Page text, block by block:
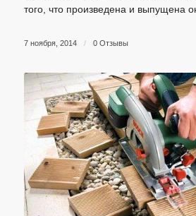
того, что произведена и выпущена
7 ноября, 2014 / 0 Отзывы